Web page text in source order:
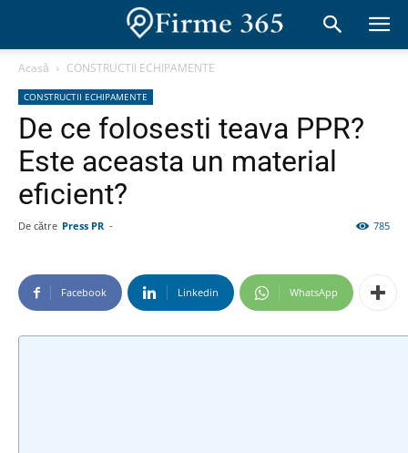
Acasă CONSTRUCTII ECHIPAMENTE
CONSTRUCTII ECHIPAMENTE
De ce folosesti teava PPR?
Este aceasta un material
eficient?
De către Press PR - 785
Facebook Linkedin WhatsApp